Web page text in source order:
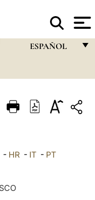
ESPAÑOL
ITALIANO
HR- IT- PT